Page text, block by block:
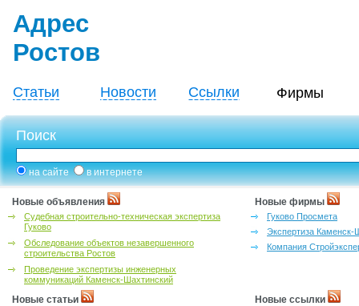
Адрес
Ростов
Статьи Новости Ссылки Фирмы
Поиск
на сайте в интернете
Новые объявления
Судебная строительно-техническая экспертиза
Гуково
Обследование объектов незавершенного
строительства Ростов
Проведение экспертизы инженерных
коммуникаций Каменск-Шахтинский
Новые фирмы
Гуково Просмета
Экспертиза Каменск-
Компания
Новые статьи Новые ссылки